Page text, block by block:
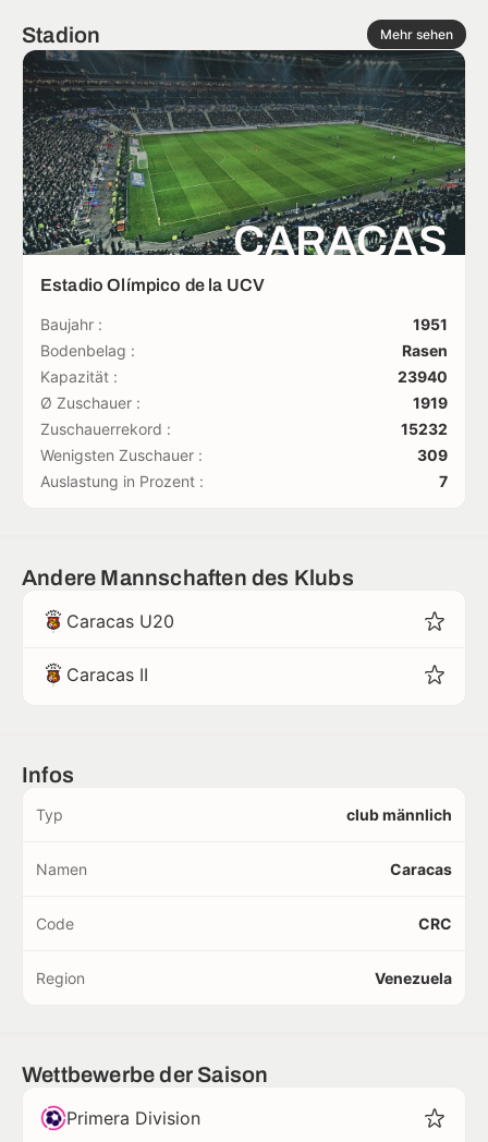
Stadion Mehr sehen
CARACAS
Estadio Olímpico de la UCV
Baujahr :
1951
Bodenbelag :
Rasen
Kapazität :
23940
Ø Zuschauer :
1919
Zuschauerrekord :
15232
Wenigsten Zuschauer :
309
Auslastung in Prozent :
7
Andere Mannschaften des Klubs
Caracas U20
Caracas II
Infos
Typ club männlich
Namen Caracas
Code CRC
Region Venezuela
Wettbewerbe der Saison
Primera Division